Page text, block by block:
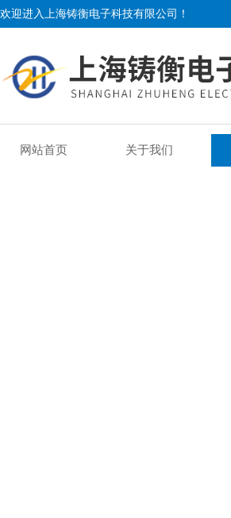
欢迎进入上海铸衡电子科技有限公司！
网站首页 关于我们